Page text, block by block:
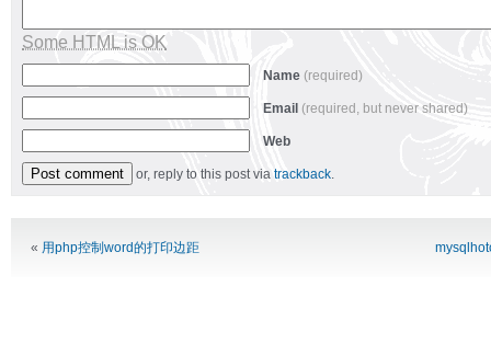
Some HTML is OK
Name (required)
Email (required, but never shared)
Web
or, reply to this post via trackback.
« 用php控制word的打印边距